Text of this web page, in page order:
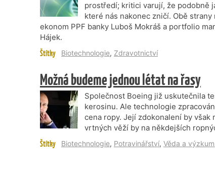
prostředí; kritici varují, že podobně
které nás nakonec zničí. Obě
ekonom PPF banky Luboš Mokráš a portfolio
Hájek.
Štítky Biotechnologie, Zdravotnictví
Možná budeme jednou létat na řasy
Společnost Boeing již uskutečnila
kerosinu. Ale technologie
cena ropy. Její zdokonalení by
vrtných věží by na někdejších
Štítky Biotechnologie, Potravinářství, Věda a výzkum